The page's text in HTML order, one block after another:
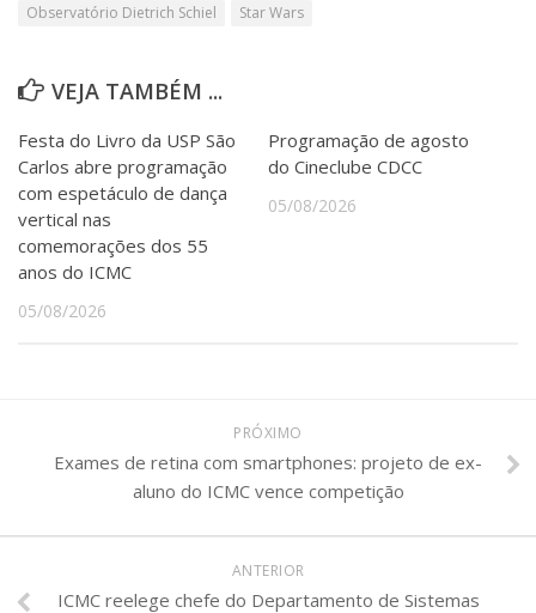
Observatório Dietrich Schiel
Star Wars
VEJA TAMBÉM ...
Festa do Livro da USP São
Carlos abre programação
com espetáculo de dança
vertical nas
comemorações dos 55
anos do ICMC
05/08/2026
Programação de agosto
do Cineclube CDCC
05/08/2026
PRÓXIMO
Exames de retina com smartphones: projeto de ex-
aluno do ICMC vence competição
ANTERIOR
ICMC reelege chefe do Departamento de Sistemas